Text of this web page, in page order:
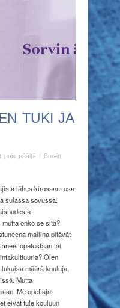
TUKI JA
pois päältä artikkelissa
ja
muutos
/ Sorvin
lähes kirosana, osa
sulassa sovussa.
onko se sitä?
mallina pitävät
opetustaan tai
Olen
määrä kouluja,
Mutta
Me opettajat
eivät tule kouluun